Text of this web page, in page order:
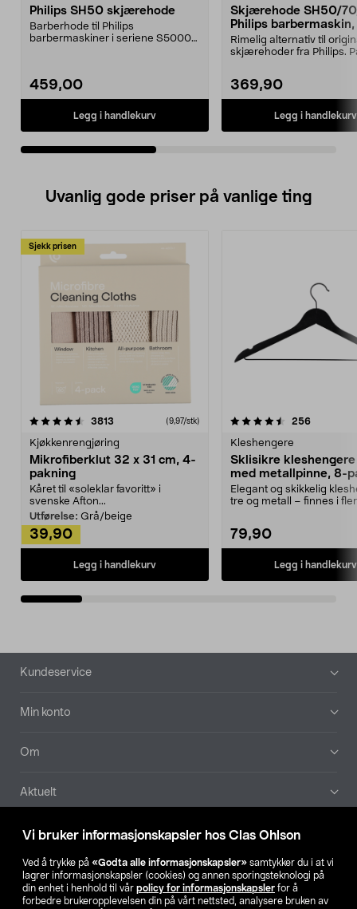
Vi bruker informasjonskapsler hos Clas Ohlson
Ved å trykke på «Godta alle informasjonskapsler» samtykker du i at vi
lagrer informasjonskapsler (cookies) og annen sporingsteknologi på
din enhet i henhold til vår policy for informasjonskapsler for å
forbedre brukeropplevelsen din på vårt nettsted, analysere bruken av
Philips SH50 skjærehode
Barberhode til Philips
barbermaskiner i seriene S5000
459,00
Legg i handlekurv
Skjærehode SH50/
Philips
pakning
Rimelig alternativ til
skjærehoder fra Philips.
369,90
Legg i handlekurv
Uvanlig gode priser på vanlige ting
Sjekk prisen
3813 anmeldelser(9,97/stk)
Kjøkkenrengjøring
Mikrofiberklut 32 x 31 cm, 4-
pakning
Kåret til «soleklar favoritt» i
svenske Afton...
Utførelse: Grå/beige
39,90
Legg i handlekurv
4.5av 5 stjerner 256
Kleshengere
Sklisikre
med metallpinne, 8-
Elegant og skikkelig
tre og metall – finnes i
79,90
Legg i handlekurv
4.5av 5 stjerner
Bunntekst
Kundeservice
Min konto
Om
Aktuelt
Våre selskaper
Finn din butikk